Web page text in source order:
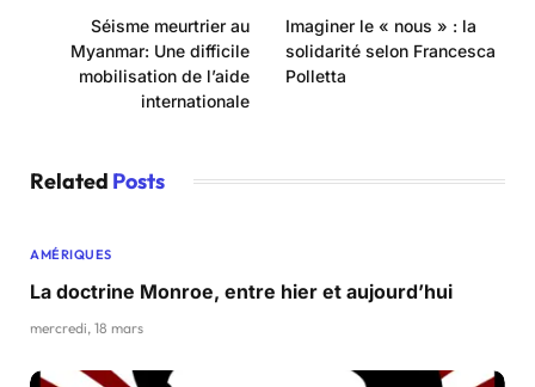
Séisme meurtrier au
Myanmar: Une difficile
mobilisation de l’aide
internationale
Imaginer le « nous » : la
solidarité selon Francesca
Polletta
Related Posts
AMÉRIQUES
La doctrine Monroe, entre hier et aujourd’hui
mercredi, 18 mars